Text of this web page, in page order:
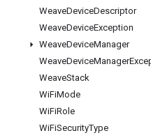
WeaveDeviceDescriptor
WeaveDeviceException
WeaveDeviceManager
WeaveDeviceManager
WeaveStack
WiFiMode
WiFiRole
WiFiSecurityType